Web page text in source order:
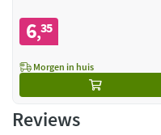
6,35
Morgen in huis
Reviews